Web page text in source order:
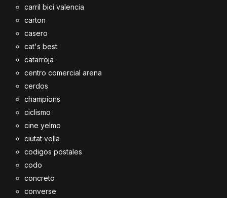
carril bici valencia
carton
casero
cat's best
catarroja
centro comercial arena
cerdos
champions
ciclismo
cine yelmo
ciutat vella
codigos postales
codo
concreto
converse